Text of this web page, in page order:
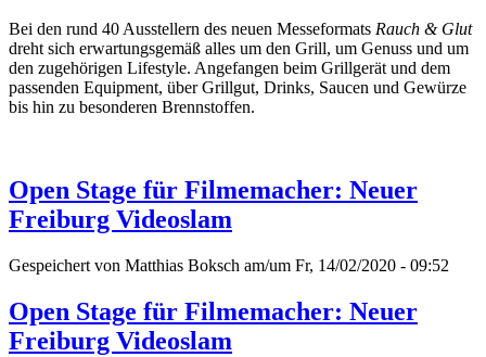
Bei den rund 40 Ausstellern des neuen Messeformats Rauch & Glut
dreht sich erwartungsgemäß alles um den Grill, um Genuss und um
den zugehörigen Lifestyle. Angefangen beim Grillgerät und dem
passenden Equipment, über Grillgut, Drinks, Saucen und Gewürze
bis hin zu besonderen Brennstoffen.
Open Stage für Filmemacher: Neuer
Freiburg Videoslam
Gespeichert von Matthias Boksch am/um Fr, 14/02/2020 - 09:52
Open Stage für Filmemacher: Neuer
Freiburg Videoslam